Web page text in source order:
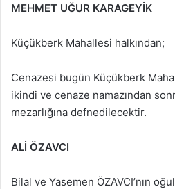
MEHMET UĞUR KARAGEYİK
Küçükberk Mahallesi halkından;
Cenazesi bugün Küçükberk
ikindi ve cenaze namazından
mezarlığına defnedilecektir.
ALİ ÖZAVCI
Bilal ve Yasemen ÖZAVCI’nın